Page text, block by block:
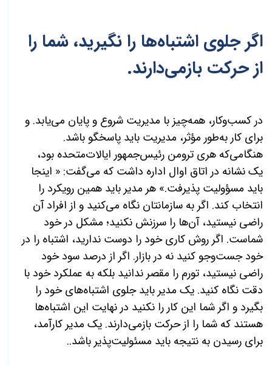
اگر جلوی اشتباه‌ها را نگیرید، شما را
از حرکت بازمی‌دارند.
در کسب‌وکار، همه‌چیز با مدیریت شروع و پایان می‌یابد. و
برای کار به‌طور مؤثر، مدیریت باید پاسخگو باشد.
هنگامی‌که هری ترومن رئیس‌جمهور ایالات‌متحده بود،
یک نشانه در اتاق اوال اداره داشت که می‌گفت: « اینجا
باید مسؤولیت پذیرفت.» هر مدیر باید همین رویکرد را
انتخاب کند. اگر به سازمانتان نگاه می‌کنید و از افراد آن
راضی نیستید، آن‌ها را سرزنش نکنید؛ مشکل در خود
شماست. اگر روش کاری خود را دوست ندارید، اشتباه را در
خود جست‌وجو کنید نه در بازار. اگر از درصد سود خود
راضی نیستید، تورم را مقصر ندانید بلکه به عملکرد خود با
دقت نگاه کنید. یک مدیر باید جلوی اشتباه‌های خود را
بگیرد و اگر شما این کار را نکنید در نهایت این اشتباه‌ها
هستند که شما را از حرکت بازمی‌دارند. یک مدیر کارآمد،
برای رسیدن به نتیجه باید مسئولیت‌پذیر باشد..